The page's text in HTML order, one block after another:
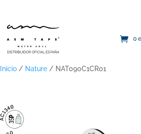
0
Inicio / Nature / NAT090C1CR01